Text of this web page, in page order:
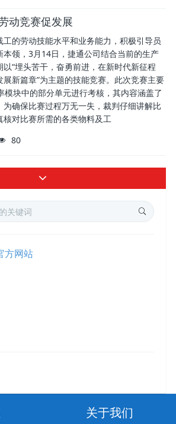
动竞赛促发展
工的劳动技能水平和业务能力，积极引导员
领，3月14日，捷通公司结合当前的生产
“埋头苦干，奋勇前进，在新时代新征程
新篇章”为主题的技能竞赛。此次竞赛主要
模块中的部分单元进行考核，其内容涵盖了
确保比赛过程万无一失，裁判仔细讲解比
对比赛所需的各类物料及工
80
方网站
关于我们